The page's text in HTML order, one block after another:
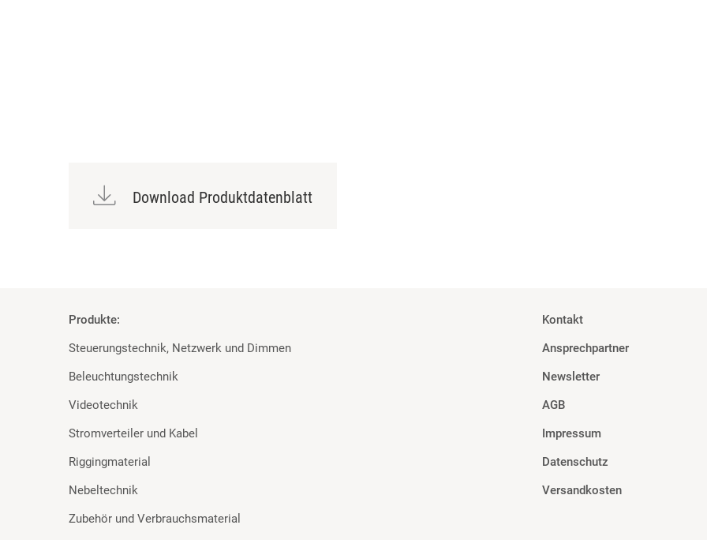
Download Produktdatenblatt
Produkte:
Steuerungstechnik, Netzwerk und Dimmen
Beleuchtungstechnik
Videotechnik
Stromverteiler und Kabel
Riggingmaterial
Nebeltechnik
Zubehör und Verbrauchsmaterial
Kontakt
Ansprechpartner
Newsletter
AGB
Impressum
Datenschutz
Versandkosten